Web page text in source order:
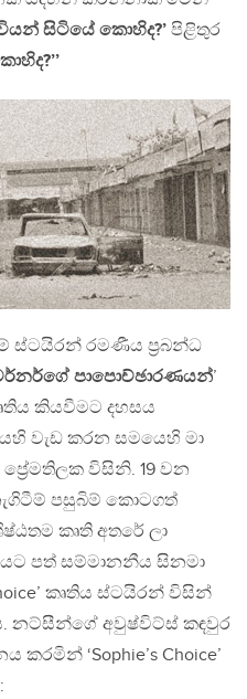
සිටියේ කොහිද?’ පිළිතුර
ස්ටයිරන් රමණීය ප්‍රබන්ධ
පාපොච්ඡාරණයන්’
කෘතිය කියවීමට දහසය
වැඩ කරන සමයෙහි මා
විසිනි. 19 වන
පසුබිම් කොටගත්
කෘති අතරේ ලා
පත් සම්මානනීය සිනමා
කෘතිය ස්ටයිරන් විසින්
ය. නට්සීන්ගේ අවුෂ්විට්ස් කඳවුර
‘Sophie’s Choice’